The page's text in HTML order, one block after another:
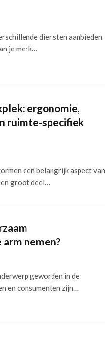
diensten aanbieden
je merk…
ergonomie,
ruimte-specifiek
een belangrijk aspect van
groot deel…
nemen?
geworden in de
en consumenten zijn…